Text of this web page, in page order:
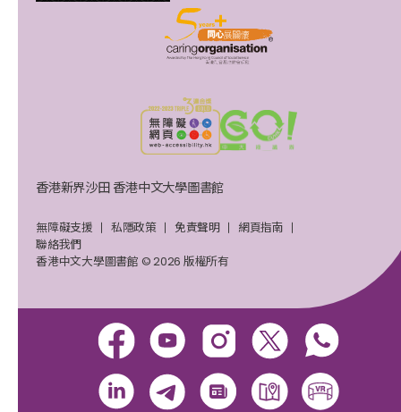
香港新界沙田 香港中文大學圖書館
無障礙支援 私隱政策 免責聲明
網頁指南
聯絡我們
香港中文大學圖書館 © 2026 版權所有